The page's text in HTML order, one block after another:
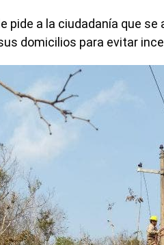
pide a la ciudadanía que
domicilios para evitar